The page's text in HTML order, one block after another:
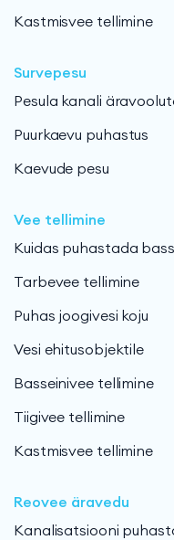
Kastmisvee tellimine
Survepesu
Pesula kanali
Puurkaevu puhastus
Kaevude pesu
Vee tellimine
Kuidas puhastada
Tarbevee tellimine
Puhas joogivesi koju
Vesi ehitusobjektile
Basseinivee tellimine
Tiigivee tellimine
Kastmisvee tellimine
Reovee äravedu
Kanalisatsiooni